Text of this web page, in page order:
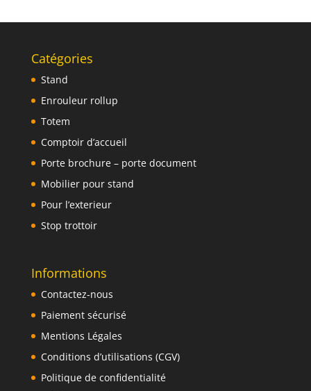
Catégories
Stand
Enrouleur rollup
Totem
Comptoir d’accueil
Porte brochure – porte document
Mobilier pour stand
Pour l’exterieur
Stop trottoir
Informations
Contactez-nous
Paiement sécurisé
Mentions Légales
Conditions d’utilisations (CGV)
Politique de confidentialité